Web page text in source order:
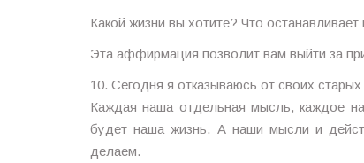
Какой жизни вы хотите? Что
Эта аффирмация позволит вам выйти за
10. Сегодня я отказываюсь от своих
Каждая наша отдельная мысль, каждое
будет наша жизнь. А наши мысли и
делаем.